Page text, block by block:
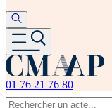
01 76 21 76 80